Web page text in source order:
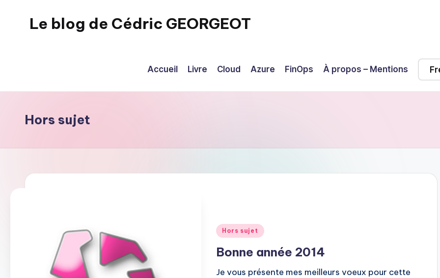
Le blog de Cédric GEORGEOT
Accueil Livre Cloud Azure FinOps À propos – Mentions
Hors sujet
Posted
Hors sujet
Bonne année 2014
Je vous présente mes meilleurs voeux pour cette